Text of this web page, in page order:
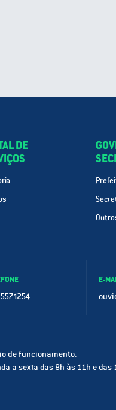
DE
E-
de funcionamento:
a sexta das 8h às 11h e das